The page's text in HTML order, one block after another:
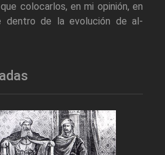
colocarlos, en mi opinión, en
dentro de la evolución de al-